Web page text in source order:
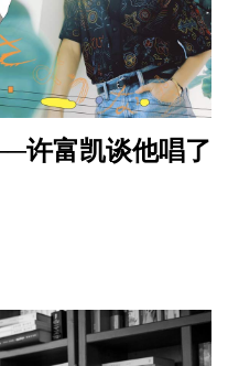
许富凯谈他唱了